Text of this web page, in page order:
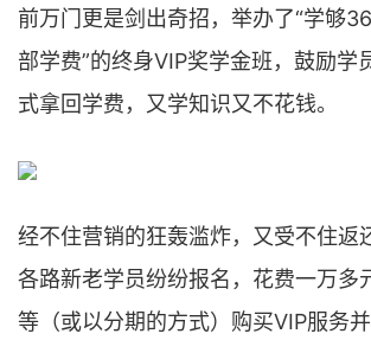
前万门更是剑出奇招，举办了“学够
部学费”的终身VIP奖学金班，鼓励学
式拿回学费，又学知识又不花钱。
经不住营销的狂轰滥炸，又受不住返
各路新老学员纷纷报名，花费一万多
等（或以分期的方式）购买VIP服务并